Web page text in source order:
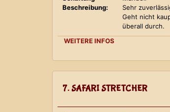
Beschreibung:
Sehr
Geht nicht
überall durch.
WEITERE INFOS
7. SAFARI STRETCHER